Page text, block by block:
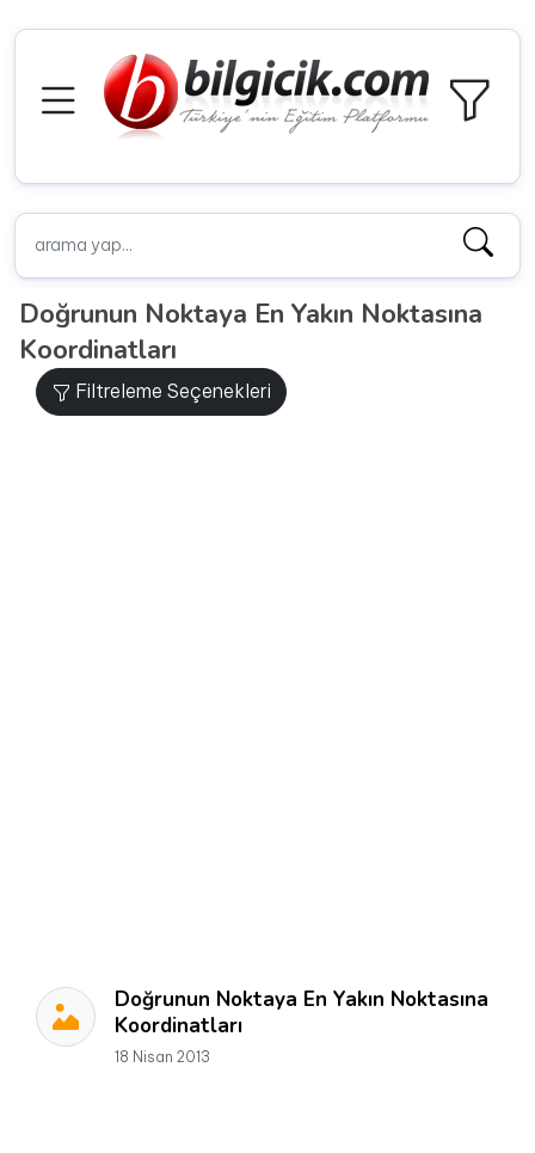
Doğrunun Noktaya En Yakın Noktasına
Koordinatları
Filtreleme Seçenekleri
Doğrunun Noktaya En Yakın Noktasına
Koordinatları
18 Nisan 2013